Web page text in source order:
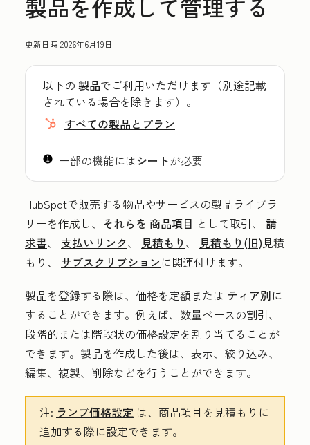
製品を作成して管理する
更新日時2026年6月19日
以下の 製品でご利用いただけます（別途記載
されている場合を除きます）。
すべての製品とプラン
一部の機能にはシートが必要
HubSpotで販売する物品やサービスの製品ライブラ
リーを作成し、 それらを 商品項目 として取引、 請
求書、 支払いリンク、 見積もり 、 見積もり(旧)見積
もり、 サブスクリプション に関連付けます。
製品を登録する際は、価格を定額または ティア別に
することができます。例えば、数量ベースの割引、
段階的または階段状の価格設定を割り当てることが
できます。製品を作成した後は、表示、絞り込み、
編集、複製、削除などを行うことができます。
注: ランプ価格設定 は、商品項目を見積もりに
追加する際に設定できます。